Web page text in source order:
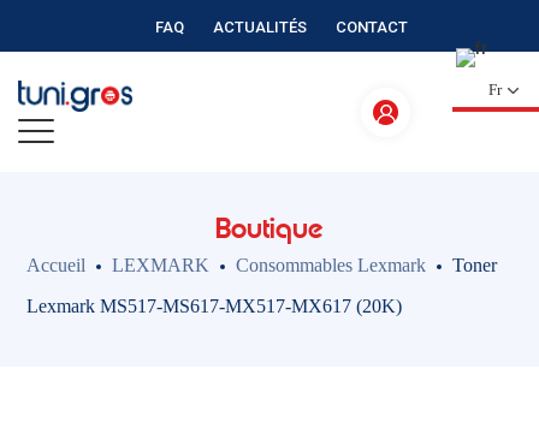
FAQ ACTUALITÉS CONTACT
Fr
Boutique
Accueil LEXMARK Consommables Lexmark
Toner
Lexmark MS517-MS617-MX517-MX617 (20K)